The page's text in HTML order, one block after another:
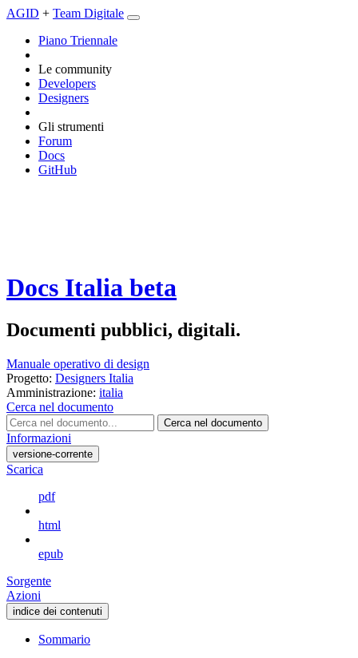
AGID + Team Digitale
Piano Triennale
Le community
Developers
Designers
Gli strumenti
Forum
Docs
GitHub
Docs Italia beta
Documenti pubblici, digitali.
Manuale operativo di design
Progetto: Designers Italia
Amministrazione: italia
Cerca nel documento
Cerca nel documento
Informazioni
versione-corrente
Scarica
pdf
html
epub
Sorgente
Azioni
indice dei contenuti
Sommario